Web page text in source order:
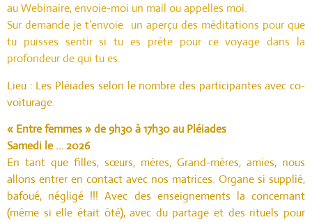
au Webinaire, envoie-moi un mail ou appelles moi.
Sur demande je t’envoie un aperçu des méditations pour que
tu puisses sentir si tu es prête pour ce voyage dans la
profondeur de qui tu es.
Lieu : Les Pléiades selon le nombre des participantes avec co-
voiturage.
« Entre femmes » de 9h30 à 17h30 au Pléiades
Samedi le …2026
En tant que filles, sœurs, mères, Grand-mères, amies, nous
allons entrer en contact avec nos matrices. Organe si supplié,
bafoué, négligé !!! Avec des enseignements la concernant
(même si elle était ôté), avec du partage et des rituels pour